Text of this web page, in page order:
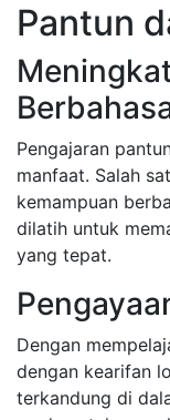
Pantun
Pengajaran
manfaat. Salah
kemampuan
dilatih untuk
yang tepat.
Dengan
dengan kearifan
terkandung di